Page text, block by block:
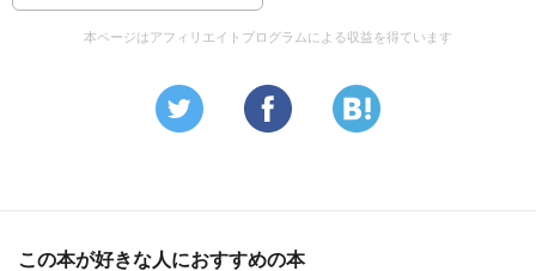
本ページはアフィリエイトプログラムによる収益を得ています
この本が好きな人におすすめの本